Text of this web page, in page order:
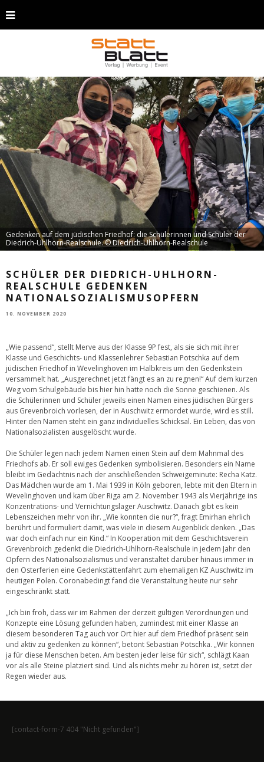
Gedenken auf dem jüdischen Friedhof: die Schülerinnen und Schüler der
Diedrich-Uhlhorn-Realschule. © Diedrich-Uhlhorn-Realschule
SCHÜLER DER DIEDRICH-UHLHORN-
REALSCHULE GEDENKEN
NATIONALSOZIALISMUSOPFERN
10. NOVEMBER 2020
„Wie passend“, stellt Merve aus der Klasse 9P fest, als sie sich mit ihrer
Klasse und Geschichts- und Klassenlehrer Sebastian Potschka auf dem
jüdischen Friedhof in Wevelinghoven im Halbkreis um den Gedenkstein
versammelt hat. „Ausgerechnet jetzt fängt es an zu regnen!“ Auf dem kurzen
Weg vom Schulgebäude bis hier hin hatte noch die Sonne geschienen. Als
die Schülerinnen und Schüler jeweils einen Namen eines jüdischen Bürgers
aus Grevenbroich vorlesen, der in Auschwitz ermordet wurde, wird es still.
Hinter den Namen steht ein ganz individuelles Schicksal. Ein Leben, das von
Nationalsozialisten ausgelöscht wurde.
Die Schüler legen nach jedem Namen einen Stein auf dem Mahnmal des
Friedhofs ab. Er soll ewiges Gedenken symbolisieren. Besonders ein Name
bleibt im Gedächtnis nach der anschließenden Schweigeminute: Recha Katz.
Das Mädchen wurde am 1. Mai 1939 in Köln geboren, lebte mit den Eltern in
Wevelinghoven und kam über Riga am 2. November 1943 als Vierjährige ins
Konzentrations- und Vernichtungslager Auschwitz. Danach gibt es kein
Lebenszeichen mehr von ihr. „Wie konnten die nur?“, fragt Emirhan ehrlich
berührt und formuliert damit, was viele in diesem Augenblick denken. „Das
war doch einfach nur ein Kind.“ In Kooperation mit dem Geschichtsverein
Grevenbroich gedenkt die Diedrich-Uhlhorn-Realschule in jedem Jahr den
Opfern des Nationalsozialismus und veranstaltet darüber hinaus immer in
den Osterferien eine Gedenkstättenfahrt zum ehemaligen KZ Auschwitz im
heutigen Polen. Coronabedingt fand die Veranstaltung heute nur sehr
eingeschränkt statt.
„Ich bin froh, dass wir im Rahmen der derzeit gültigen Verordnungen und
Konzepte eine Lösung gefunden haben, zumindest mit einer Klasse an
diesem besonderen Tag auch vor Ort hier auf dem Friedhof präsent sein
und aktiv zu gedenken zu können“, betont Sebastian Potschka. „Wir können
ja für diese Menschen beten. Am besten jeder leise für sich“, schlägt Kaan
vor als alle Steine platziert sind. Und als nichts mehr zu hören ist, setzt der
Regen wieder aus.
[contact-form-7 404 "Nicht gefunden"]